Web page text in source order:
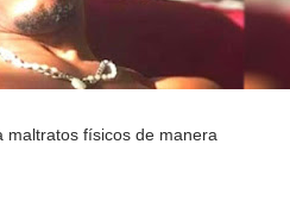
maltratos físicos de manera